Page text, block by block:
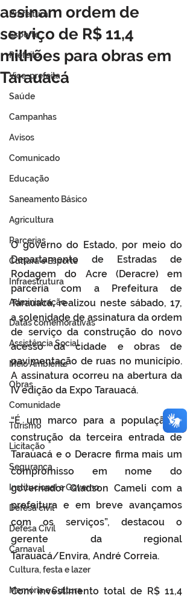
Prefeitura
Esporte
Prefeito
Vice-prefeita
Saúde
Campanhas
Avisos
Comunicado
Educação
Saneamento Básico
Agricultura
Parcerias
Cultura e Esporte
Infraestrutura
Administração
Datas comemorativas
Assistência Social
Meio Ambiente
Obras
Comunidade
Turismo
Licitação
Segurança
Institucional e Governo
Defesa cívil
Defesa Civil
Carnaval
Cultura, festa e lazer
Memória e Cultura
assinam ordem de
serviço de R$ 11,4
milhões para obras em
Tarauacá
O governo do Estado, por meio do
Departamento de Estradas de
Rodagem do Acre (Deracre) em
parceria com a Prefeitura de
Tarauacá, realizou neste sábado, 17,
a solenidade de assinatura da ordem
de serviço da construção do novo
acesso da cidade e obras de
pavimentação de ruas no município.
A assinatura ocorreu na abertura da
IV edição da Expo Tarauacá.
“É um marco para a população a
construção da terceira entrada de
Tarauacá e o Deracre firma mais um
compromisso em nome do
governador Gladson Cameli com a
prefeitura e em breve avançamos
com os serviços”, destacou o
gerente da regional
Tarauacá/Envira, André Correia.
Com investimento total de R$ 11,4